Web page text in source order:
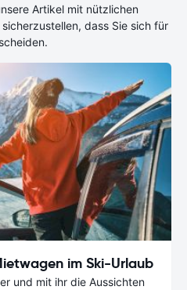
Artikel mit nützlichen
dass Sie sich für
im Ski-Urlaub
und mit ihr die Aussichten